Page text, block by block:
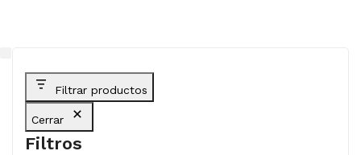
Filtrar productos
Cerrar
Filtros